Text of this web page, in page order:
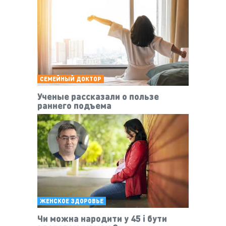
СЕМЕЙНЫЙ ДОКТОР
Ученые рассказали о пользе
раннего подъема
ЖЕНСКОЕ ЗДОРОВЬЕ
Чи можна народити у 45 і бути